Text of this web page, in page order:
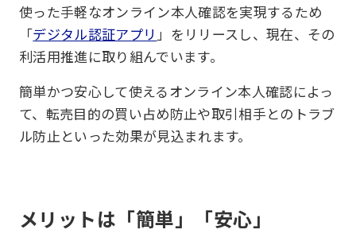
使った手軽なオンライン本人確認を実現するため
「デジタル認証アプリ 」をリリースし、現在、その
利活用推進に取り組んでいます。
簡単かつ安心して使えるオンライン本人確認によっ
て、転売目的の買い占め防止や取引相手とのトラブ
ル防止といった効果が見込まれます。
メリットは「簡単」「安心」